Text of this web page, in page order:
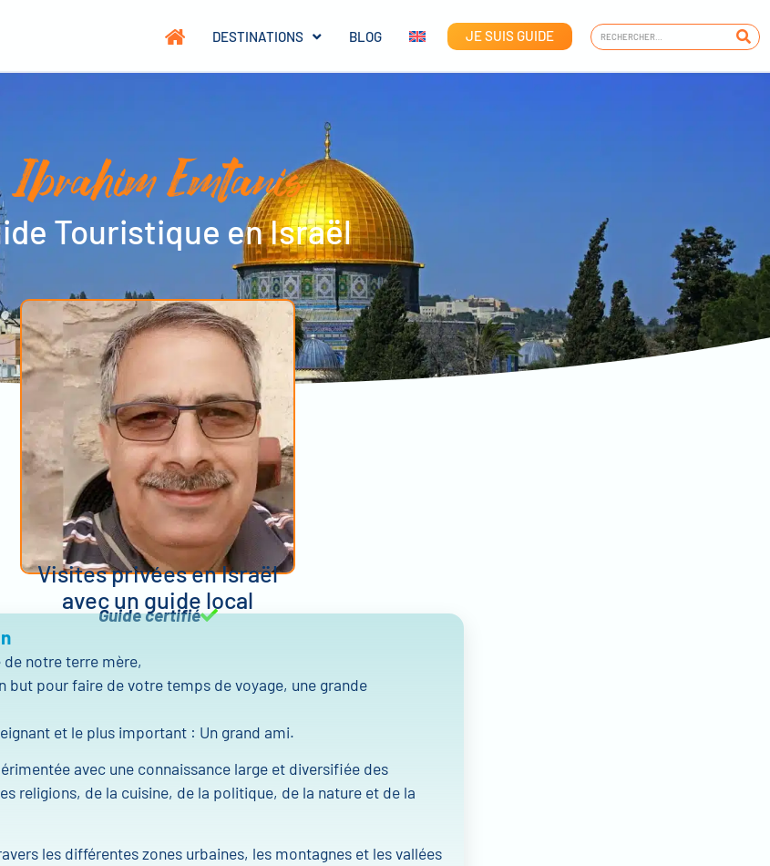
DESTINATIONS BLOG JE SUIS GUIDE
Ibrahim Emtanis
Touristique en Israël
Visites privées en Israël
avec un guide local
Guide certifié
notre terre mère,
but pour faire de votre temps de voyage, une grande
et le plus important : Un grand ami.
avec une connaissance large et diversifiée des
religions, de la cuisine, de la politique, de la nature et de la
les différentes zones urbaines, les montagnes et les vallées